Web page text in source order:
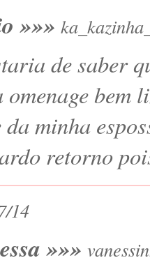
»»»
de saber
omenage bem
da minha
retorno
14
»»»